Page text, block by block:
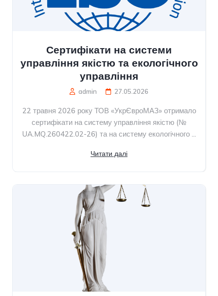
Сертифікати на системи
управління якістю та екологічного
управління
admin 27.05.2026
22 травня 2026 року ТОВ «УкрЄвроМАЗ» отримало
сертифікати на систему управління якістю (№
UA.MQ.260422.02-26) та на систему екологічного ...
Читати далі